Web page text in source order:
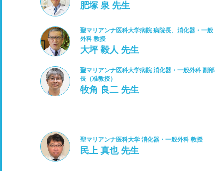
肥塚 泉 先生
聖マリアンナ医科大学病院 病院長、消化器・一般
外科 教授
大坪 毅人 先生
聖マリアンナ医科大学病院 消化器・一般外科 副部
長（准教授）
牧角 良二 先生
聖マリアンナ医科大学 消化器・一般外科 教授
民上 真也 先生